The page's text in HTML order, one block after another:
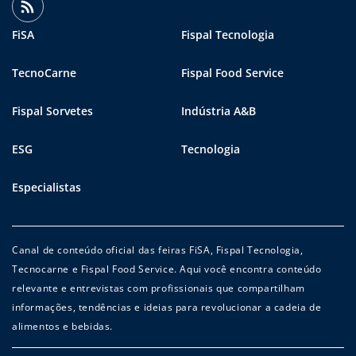
FiSA Fispal Tecnologia
TecnoCarne Fispal Food Service
Fispal Sorvetes Indústria A&B
ESG Tecnologia
Especialistas
Canal de conteúdo oficial das feiras FiSA, Fispal Tecnologia,
Tecnocarne e Fispal Food Service. Aqui você encontra conteúdo
relevante e entrevistas com profissionais que compartilham
informações, tendências e ideias para revolucionar a cadeia de
alimentos e bebidas.